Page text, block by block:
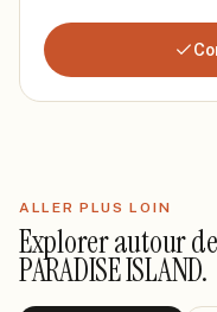
ALLER PLUS LOIN
Explorer autour
PARADISE ISLAND.